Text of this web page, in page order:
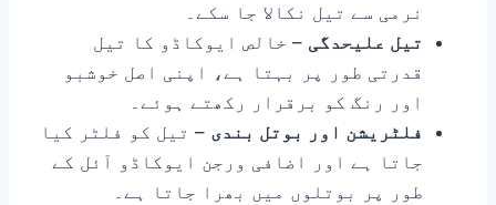
نرمی سے تیل نکالا جا سکے۔
تیل علیحدگی – خالص ایوکاڈو کا تیل
قدرتی طور پر بہتا ہے، اپنی اصل خوشبو
اور رنگ کو برقرار رکھتے ہوئے۔
فلٹریشن اور بوتل بندی – تیل کو فلٹر کیا
جاتا ہے اور اضافی ورجن ایوکاڈو آئل کے
طور پر بوتلوں میں بھرا جاتا ہے۔